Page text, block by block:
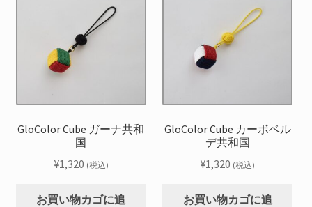
GloColor Cube ガーナ共和
国
¥1,320 (税込)
お買い物カゴに追
GloColor Cube カーボベル
デ共和国
¥1,320 (税込)
お買い物カゴに追